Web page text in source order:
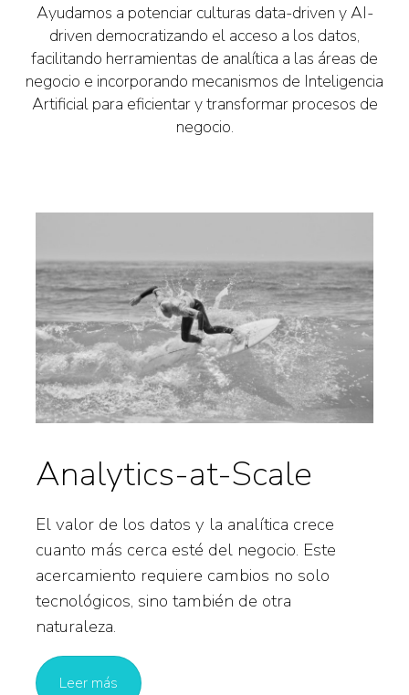
Ayudamos a potenciar culturas data-driven y AI-
driven democratizando el acceso a los datos,
facilitando herramientas de analítica a las áreas de
negocio e incorporando mecanismos de Inteligencia
Artificial para eficientar y transformar procesos de
negocio.
Analytics-at-Scale
El valor de los datos y la analítica crece
cuanto más cerca esté del negocio. Este
acercamiento requiere cambios no solo
tecnológicos, sino también de otra
naturaleza.
Leer más